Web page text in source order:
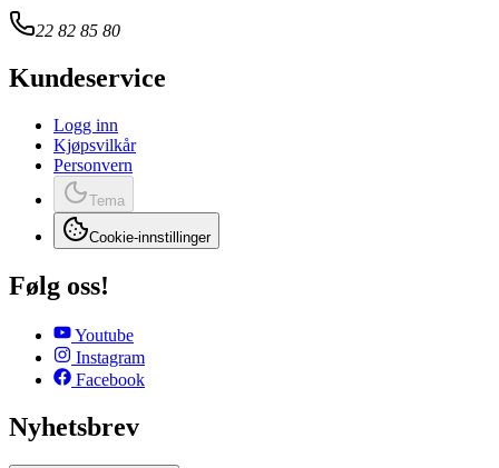
22 82 85 80
Kundeservice
Logg inn
Kjøpsvilkår
Personvern
Tema
Cookie-innstillinger
Følg oss!
Youtube
Instagram
Facebook
Nyhetsbrev